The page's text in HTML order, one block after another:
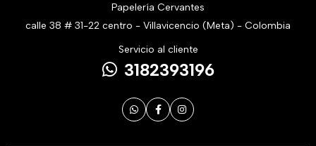
Papelería Cervantes
calle 38 # 31-22 centro - Villavicencio (Meta) - Colombia
Servicio al cliente
3182393196